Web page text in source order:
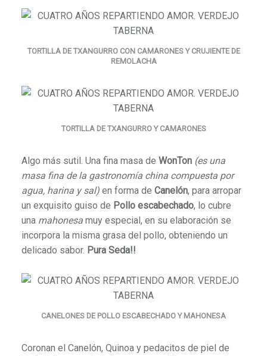
TORTILLA DE TXANGURRO CON CAMARONES Y CRUJIENTE DE
REMOLACHA
TORTILLA DE TXANGURRO Y CAMARONES
Algo más sutil. Una fina masa de WonTon (es una
masa finade la gastronomía china compuesta por
agua, harina y sal) en forma de Canelón, para arropar
un exquisito guiso de Pollo escabechado, lo cubre
una mahonesamuy especial, en su elaboración se
incorpora la misma grasa del pollo, obteniendo un
delicado sabor. Pura Seda!!
CANELONES DE POLLO ESCABECHADO Y MAHONESA
Coronan el Canelón, Quinoa y pedacitos de piel de